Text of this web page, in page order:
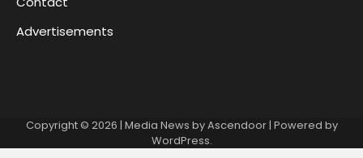
Advertisements
Copyright © 2026 | Media News byAscendoor| Powered by
WordPress.